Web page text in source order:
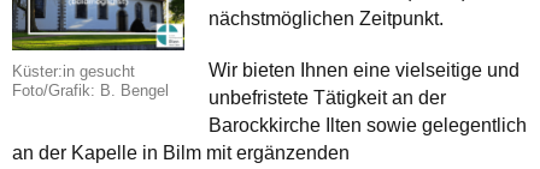
Küster:in gesucht
Foto/Grafik: B. Bengel
nächstmöglichen Zeitpunkt.
Wir bieten Ihnen eine vielseitige und
unbefristete Tätigkeit an der
Barockkirche Ilten sowie gelegentlich
an der Kapelle in Bilm mit ergänzenden